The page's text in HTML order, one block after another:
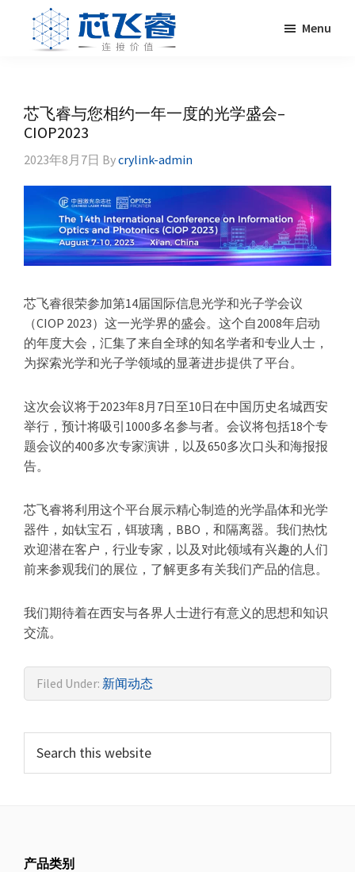
primary
primary
晶
体，
非
线
体，
调
Q
体，
激
光
器
Menu
芯飞睿与您相约一年一度的光学盛会–
CIOP2023
2023年8月7日 Bycrylink-admin
芯飞睿很荣参加第14届国际信息光学和光子学会议
（CIOP 2023）这一光学界的盛会。这个自2008年启动
的年度大会，汇集了来自全球的知名学者和专业人士，
为探索光学和光子学领域的显著进步提供了平台。
这次会议将于2023年8月7日至10日在中国历史名城西安
举行，预计将吸引1000多名参与者。会议将包括18个专
题会议的400多次专家演讲，以及650多次口头和海报报
告。
芯飞睿将利用这个平台展示精心制造的光学晶体和光学
器件，如钛宝石，铒玻璃，BBO，和隔离器。我们热忱
欢迎潜在客户，行业专家，以及对此领域有兴趣的人们
前来参观我们的展位，了解更多有关我们产品的信息。
我们期待着在西安与各界人士进行有意义的思想和知识
交流。
Filed Under: 新闻动态
产品类别